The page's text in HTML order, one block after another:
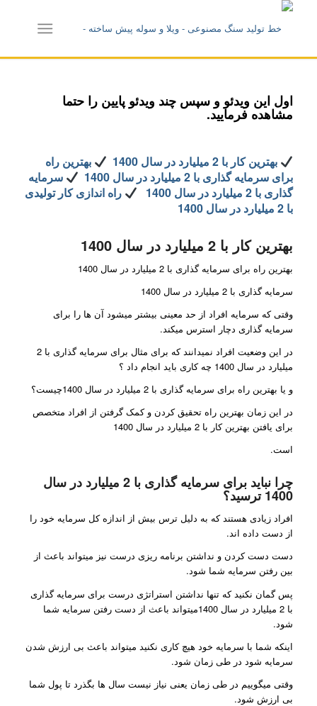
اول این ویدئو و سپس چند ویدئو پایین را حتما
مشاهده فرمایید.
بهترین کار با 2 میلیارد در سال 1400
بهترین راه
برای سرمایه گذاری با 2 میلیارد در سال 1400
سرمایه
گذاری با 2 میلیارد در سال 1400
راه اندازی کار تولیدی
با 2 میلیارد در سال 1400
بهترین کار با 2 میلیارد در سال 1400
بهترین راه برای سرمایه گذاری با 2 میلیارد در سال 1400
سرمایه گذاری با 2 میلیارد در سال 1400
وقتی که سرمایه افراد از حد معینی بیشتر میشود آن ها را برای
سرمایه گذاری دچار استرس میکند.
در این وضعیت افراد نمیدانند که برای مثال برای سرمایه گذاری با 2
میلیارد در سال 1400 چه کاری باید انجام داد ؟
و یا بهترین راه برای سرمایه گذاری با 2 میلیارد در سال 1400چیست؟
در این زمان بهترین راه تحقیق کردن و کمک گرفتن از افراد متخصص
برای یافتن بهترین کار با 2 میلیارد در سال 1400
است.
چرا نباید برای سرمایه گذاری با 2 میلیارد در سال
1400 ترسید؟
افراد زیادی هستند که به دلیل ترس بیش از اندازه کل سرمایه خود را
از دست داده اند.
دست دست کردن و نداشتن برنامه ریزی درست نیز میتواند باعث از
بین رفتن سرمایه شما شود.
پس گمان نکنید که تنها نداشتن استراتژی درست برای سرمایه گذاری
با 2 میلیارد در سال 1400میتواند باعث از دست رفتن سرمایه شما
شود.
اینکه شما با سرمایه خود هیچ کاری نکنید میتواند باعث بی ارزش شدن
سرمایه شود در طی زمان شود.
وقتی میگوییم در طی زمان یعنی نیاز نیست سال ها بگذرد تا پول شما
بی ارزش شود.